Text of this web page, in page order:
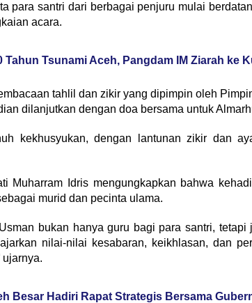
para santri dari berbagai penjuru mulai
acara.
Tahun Tsunami Aceh, Pangdam IM Ziarah ke
tahlil dan zikir yang dipimpin oleh
dilanjutkan dengan doa bersama untuk
kekhusyukan, dengan lantunan zikir dan
Muharram Idris mengungkapkan bahwa
murid dan pecinta ulama.
bukan hanya guru bagi para santri,
nilai-nilai kesabaran, keikhlasan, dan
ujarnya.
Besar Hadiri Rapat Strategis Bersama